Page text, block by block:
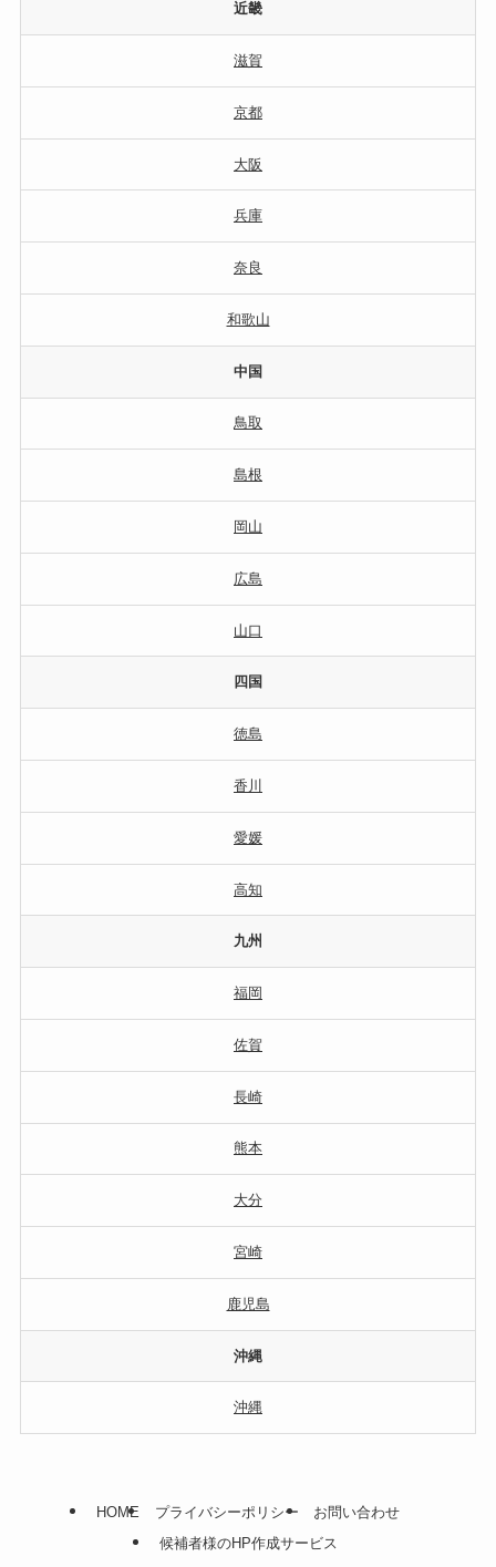
近畿
滋賀
京都
大阪
兵庫
奈良
和歌山
中国
鳥取
島根
岡山
広島
山口
四国
徳島
香川
愛媛
高知
九州
福岡
佐賀
長崎
熊本
大分
宮崎
鹿児島
沖縄
沖縄
HOME プライバシーポリシー
お問い合わせ
候補者様のHP作成サービス